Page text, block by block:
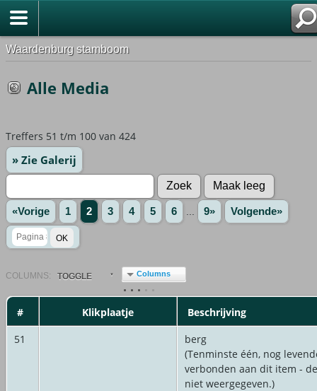
Waardenburg stamboom
Alle Media
Treffers 51 t/m 100 van 424
» Zie Galerij
«Vorige 1 2 3 4 5 6 9» Volgende»
COLUMN S: TOGGLE Columns
# Klikplaatje
Beschrijving
51
berg
(Tenminste één, nog
verbonden aan dit item -
niet weergegeven.)